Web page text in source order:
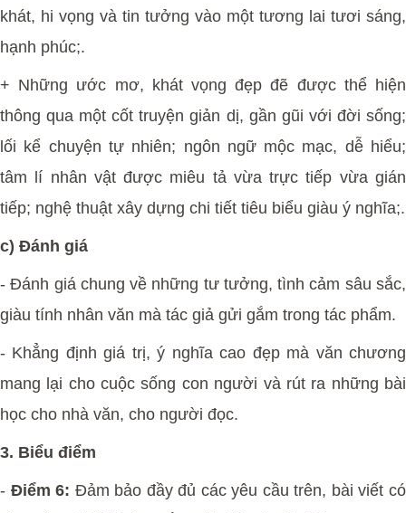
khát, hi vọng và tin tưởng vào một tương lai tươi sáng,
hạnh phúc;.
+ Những ước mơ, khát vọng đẹp đẽ được thể hiện
thông qua một cốt truyện giản dị, gần gũi với đời sống;
lối kể chuyện tự nhiên; ngôn ngữ mộc mạc, dễ hiểu;
tâm lí nhân vật được miêu tả vừa trực tiếp vừa gián
tiếp; nghệ thuật xây dựng chi tiết tiêu biểu giàu ý nghĩa;.
c) Đánh giá
-Đánh giá chung về những tư tưởng, tình cảm sâu sắc,
giàu tính nhân văn mà tác giả gửi gắm trong tác phẩm.
- Khẳng định giá trị, ý nghĩa cao đẹp mà văn chương
mang lại cho cuộc sống con người và rút ra những bài
học cho nhà văn, cho người đọc.
3. Biểu điểm
- Điểm 6: Đảm bảo đầy đủ các yêu cầu trên, bài viết có